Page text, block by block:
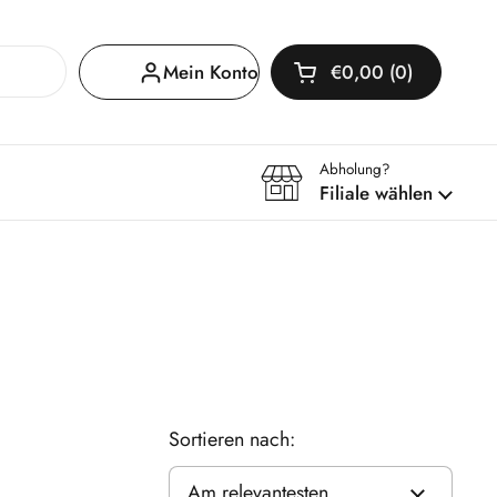
Mein Konto Warenkorb öffnen
Warenkorb
€0,00 0
im Warenkorb
Abholung?
Filiale wählen
Sortieren nach: